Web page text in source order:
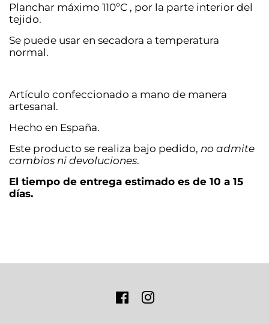
Planchar máximo 110ºC , por la parte interior del
tejido.
Se puede usar en secadora a temperatura
normal.
Artículo confeccionado a mano de manera
artesanal.
Hecho en España.
Este producto se realiza bajo pedido, no admite
cambios ni devoluciones.
El tiempo de entrega estimado es de 10 a 15
días.
FacebookInstagram